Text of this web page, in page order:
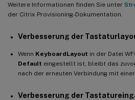
Weitere Informationen finden Sie unter
der Citrix Provisioning-Dokumentation.
Verbesserung der
Wenn KeyboardLayout in der Datei
Default eingestellt ist, bleibt das
nach der erneuten Verbindung mit
Verbesserung der